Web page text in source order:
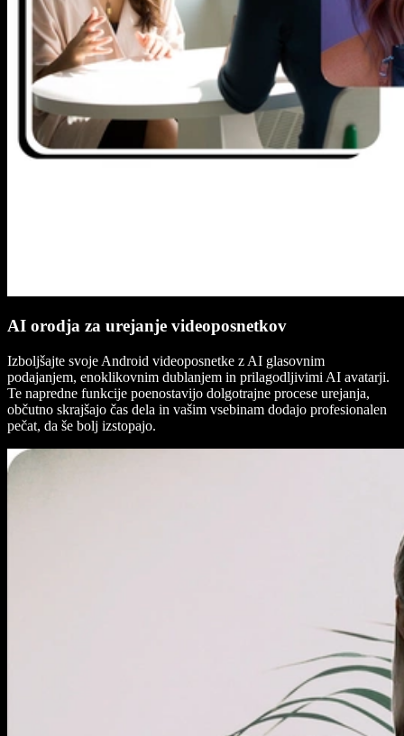
AI orodja za urejanje videoposnetkov
Izboljšajte svoje Android videoposnetke z AI glasovnim
podajanjem, enoklikovnim dublanjem in prilagodljivimi AI avatarji.
Te napredne funkcije poenostavijo dolgotrajne procese urejanja,
občutno skrajšajo čas dela in vašim vsebinam dodajo profesionalen
pečat, da še bolj izstopajo.